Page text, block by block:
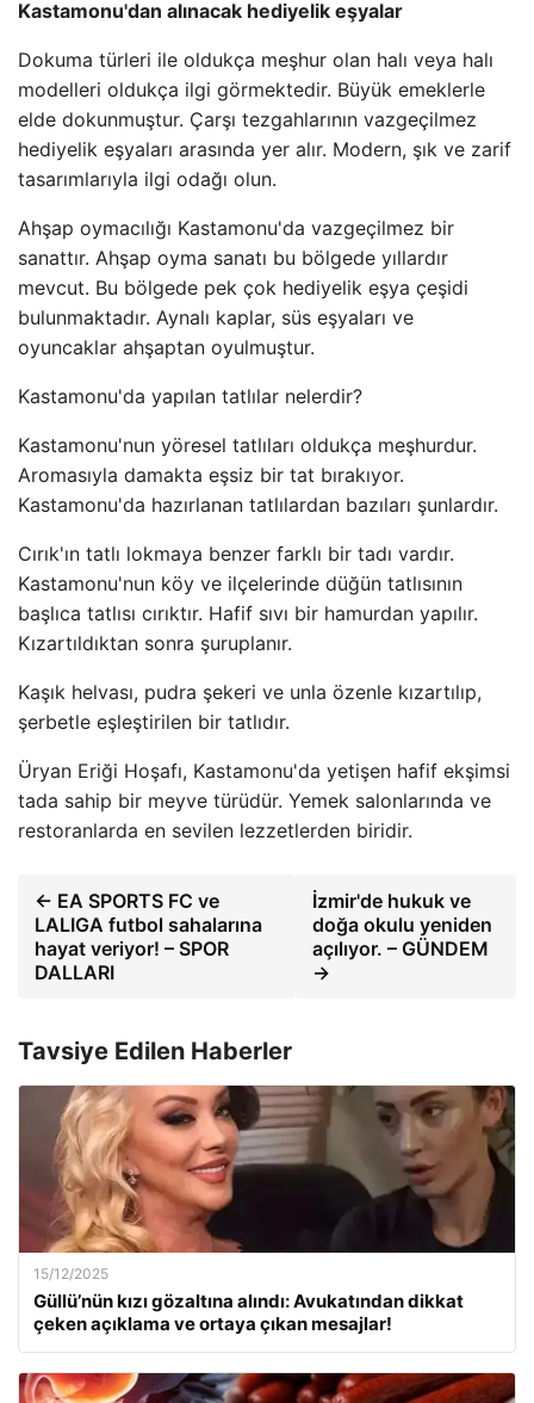
Kastamonu'dan alınacak hediyelik eşyalar
Dokuma türleri ile oldukça meşhur olan halı veya halı
modelleri oldukça ilgi görmektedir. Büyük emeklerle
elde dokunmuştur. Çarşı tezgahlarının vazgeçilmez
hediyelik eşyaları arasında yer alır. Modern, şık ve zarif
tasarımlarıyla ilgi odağı olun.
Ahşap oymacılığı Kastamonu'da vazgeçilmez bir
sanattır. Ahşap oyma sanatı bu bölgede yıllardır
mevcut. Bu bölgede pek çok hediyelik eşya çeşidi
bulunmaktadır. Aynalı kaplar, süs eşyaları ve
oyuncaklar ahşaptan oyulmuştur.
Kastamonu'da yapılan tatlılar nelerdir?
Kastamonu'nun yöresel tatlıları oldukça meşhurdur.
Aromasıyla damakta eşsiz bir tat bırakıyor.
Kastamonu'da hazırlanan tatlılardan bazıları şunlardır.
Cırık'ın tatlı lokmaya benzer farklı bir tadı vardır.
Kastamonu'nun köy ve ilçelerinde düğün tatlısının
başlıca tatlısı cırıktır. Hafif sıvı bir hamurdan yapılır.
Kızartıldıktan sonra şuruplanır.
Kaşık helvası, pudra şekeri ve unla özenle kızartılıp,
şerbetle eşleştirilen bir tatlıdır.
Üryan Eriği Hoşafı, Kastamonu'da yetişen hafif ekşimsi
tada sahip bir meyve türüdür. Yemek salonlarında ve
restoranlarda en sevilen lezzetlerden biridir.
← EA SPORTS FC ve
LALIGA futbol sahalarına
hayat veriyor! – SPOR
DALLARI
İzmir'de hukuk ve
doğa okulu yeniden
açılıyor. – GÜNDEM
→
Tavsiye Edilen Haberler
15/12/2025
Güllü’nün kızı gözaltına alındı: Avukatından dikkat
çeken açıklama ve ortaya çıkan mesajlar!